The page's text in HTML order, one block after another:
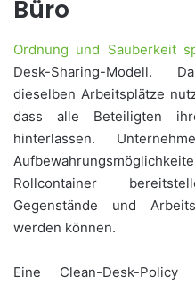
Büro
Ordnung und Sauberkeit
Desk-Sharing-Modell.
dieselben Arbeitsplätze
dass alle Beteiligten
hinterlassen.
Rollcontainer
Gegenstände und
werden können.
Eine Clean-Desk-